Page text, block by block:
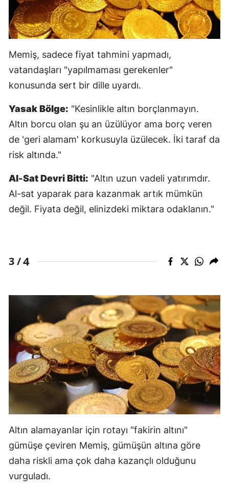
Samsun
Siirt
Sinop
Tokat
Trabzon
Şanlıurfa
Uşak
Zonguldak
Bayburt
Karaman
Kırıkkale
Batman
Şırnak
Bartın
Ardahan
Iğdır
Memiş, sadece fiyat tahmini yapmadı,
vatandaşları "yapılmaması gerekenler"
konusunda sert bir dille uyardı.
Yasak Bölge: "Kesinlikle altın borçlanmayın.
Altın borcu olan şu an üzülüyor ama borç veren
de 'geri alamam' korkusuyla üzülecek. İki taraf da
risk altında."
Al-Sat Devri Bitti: "Altın uzun vadeli yatırımdır.
Al-sat yaparak para kazanmak artık mümkün
değil. Fiyata değil, elinizdeki miktara odaklanın."
3 /4
Altın alamayanlar için rotayı "fakirin altını"
gümüşe çeviren Memiş, gümüşün altına göre
daha riskli ama çok daha kazançlı olduğunu
vurguladı.